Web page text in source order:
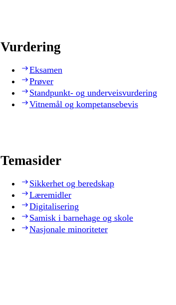
Vurdering
Eksamen
Prøver
Standpunkt- og underveisvurdering
Vitnemål og kompetansebevis
Temasider
Sikkerhet og beredskap
Læremidler
Digitalisering
Samisk i barnehage og skole
Nasjonale minoriteter